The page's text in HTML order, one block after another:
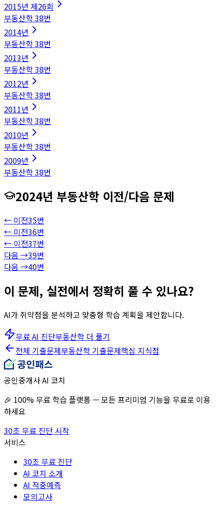
2015년 제26회
부동산학38번
2014년
부동산학38번
2013년
부동산학38번
2012년
부동산학38번
2011년
부동산학38번
2010년
부동산학38번
2009년
부동산학38번
2024년 부동산학 이전/다음 문제
← 이전35번
← 이전36번
← 이전37번
다음 →39번
다음 →40번
이 문제, 실전에서 정확히 풀 수 있나요?
AI가 취약점을 분석하고 맞춤형 학습 계획을 제안합니다.
무료 AI 진단부동산학 더 풀기
전체 기출문제부동산학 기출문제핵심 지식점
공인중개사 AI 코치
🎉 100% 무료 학습 플랫폼 — 모든 프리미엄 기능을 무료로 이용
하세요
30초 무료 진단 시작
서비스
30초 무료 진단
AI 코치 소개
AI 적중예측
모의고사